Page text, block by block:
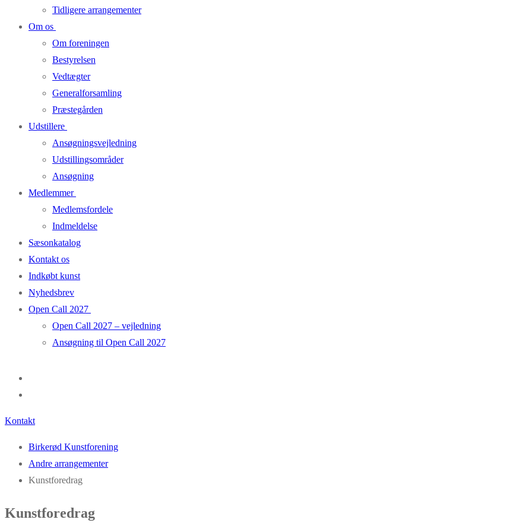
Tidligere arrangementer
Om os
Om foreningen
Bestyrelsen
Vedtægter
Generalforsamling
Præstegården
Udstillere
Ansøgningsvejledning
Udstillingsområder
Ansøgning
Medlemmer
Medlemsfordele
Indmeldelse
Sæsonkatalog
Kontakt os
Indkøbt kunst
Nyhedsbrev
Open Call 2027
Open Call 2027 – vejledning
Ansøgning til Open Call 2027
Kontakt
Birkerød Kunstforening
Andre arrangementer
Kunstforedrag
Kunstforedrag